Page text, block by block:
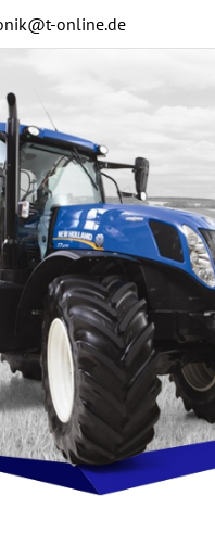
online.de